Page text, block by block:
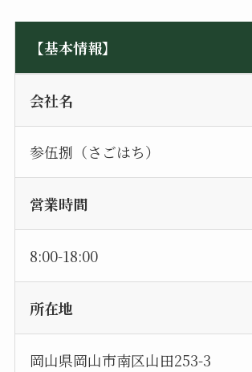
【基本情報】
会社名
参伍捌（さごはち）
営業時間
8:00-18:00
所在地
岡山県岡山市南区山田253-3